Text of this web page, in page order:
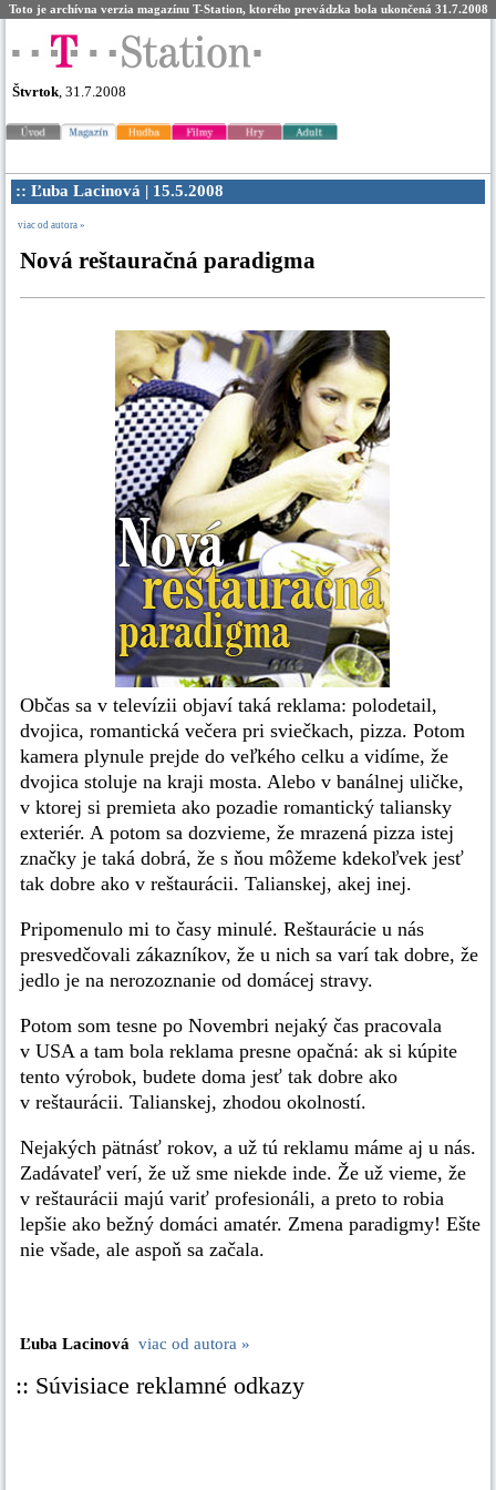
Toto je archívna verzia magazínu T-Station, ktorého prevádzka bola ukončená 31.7.2008
Štvrtok, 31.7.2008
:: Ľuba Lacinová | 15.5.2008
viac od autora »
Nová reštauračná paradigma
Občas sa v televízii objaví taká reklama: polodetail,
dvojica, romantická večera pri sviečkach, pizza. Potom
kamera plynule prejde do veľkého celku a vidíme, že
dvojica stoluje na kraji mosta. Alebo v banálnej uličke,
v ktorej si premieta ako pozadie romantický taliansky
exteriér. A potom sa dozvieme, že mrazená pizza istej
značky je taká dobrá, že s ňou môžeme kdekoľvek jesť
tak dobre ako v reštaurácii. Talianskej, akej inej.
Pripomenulo mi to časy minulé. Reštaurácie u nás
presvedčovali zákazníkov, že u nich sa varí tak dobre, že
jedlo je na nerozoznanie od domácej stravy.
Potom som tesne po Novembri nejaký čas pracovala
v USA a tam bola reklama presne opačná: ak si kúpite
tento výrobok, budete doma jesť tak dobre ako
v reštaurácii. Talianskej, zhodou okolností.
Nejakých pätnásť rokov, a už tú reklamu máme aj u nás.
Zadávateľ verí, že už sme niekde inde. Že už vieme, že
v reštaurácii majú variť profesionáli, a preto to robia
lepšie ako bežný domáci amatér. Zmena paradigmy! Ešte
nie všade, ale aspoň sa začala.
Ľuba Lacinová viac od autora »
:: Súvisiace reklamné odkazy